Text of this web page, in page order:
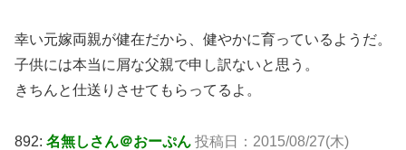
幸い元嫁両親が健在だから、健やかに育っているようだ。
子供には本当に屑な父親で申し訳ないと思う。
きちんと仕送りさせてもらってるよ。
892: 名無しさん＠おーぷん 投稿日：2015/08/27(木)